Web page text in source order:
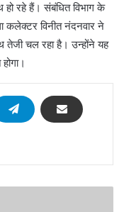
हो रहे हैं। संबंधित विभाग के
कलेक्टर विनीत नंदनवार ने
तेजी चल रहा है। उन्होंने यह